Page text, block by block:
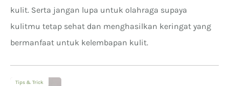
kulit. Serta jangan lupa untuk olahraga supaya
kulitmu tetap sehat dan menghasilkan keringat yang
bermanfaat untuk kelembapan kulit.
Tips & Trick